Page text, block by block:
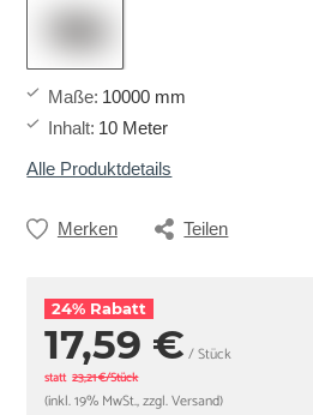
Maße: 10000 mm
Inhalt: 10 Meter
Alle Produktdetails
Merken Teilen
24% Rabatt
17,59 € / Stück
statt 23,21 €/Stück
(inkl. 19% MwSt., zzgl. Versand)